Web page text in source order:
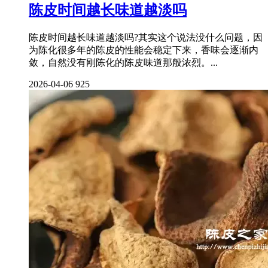
陈皮时间越长味道越淡吗
陈皮时间越长味道越淡吗?其实这个说法没什么问题，因
为陈化很多年的陈皮的性能会稳定下来，香味会逐渐内
敛，自然没有刚陈化的陈皮味道那般浓烈。...
2026-04-06 925